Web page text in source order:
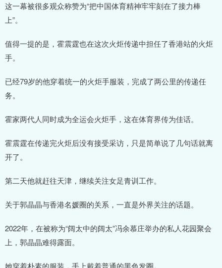
这一幕被很多观众称赞为“把中国体育精神牢牢刻在了接力棒
上”。
值得一提的是，霍震霆也在这次火炬传递中担任了香港站的火炬
手。
已经79岁的他穿着统一的火炬手服装，完成了两公里的传递任
务。
霍家两代人同时成为全运会火炬手，这在体育界传为佳话。
霍震霆在传递完火炬后没有接受采访，只是简单说了几句话就离
开了。
第二天他就赶往天津，继续关注女足青训工作。
关于郭晶晶与香港名媛圈的关系，一直是外界关注的话题。
2022年，在被称为“阔太中的阔太”冯余慕庄举办的私人花园聚会
上，郭晶晶难得露面。
她穿着朴素的服装，手上戴着普通的黑色发圈。